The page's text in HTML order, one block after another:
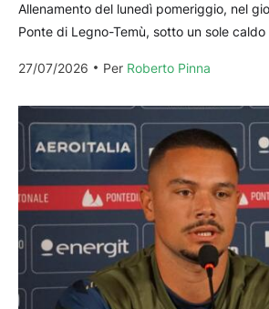
Allenamento del lunedì pomeriggio, nel
Ponte di Legno-Temù, sotto un sole
27/07/2026
Per Roberto Pinna